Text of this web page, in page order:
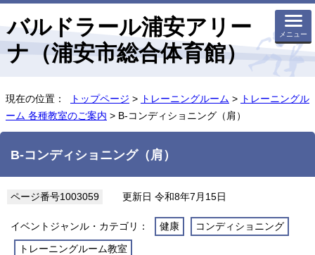
バルドラール浦安アリー
ナ（浦安市総合体育館）
メニュー
現在の位置： トップページ > トレーニングルーム >
トレーニングル
ーム 各種教室のご案内 > B-コンディショニング（肩）
B-コンディショニング（肩）
ページ番号1003059 更新日 令和8年7月15日
イベントジャンル・カテゴリ： 健康 コンディショニング
トレーニングルーム教室